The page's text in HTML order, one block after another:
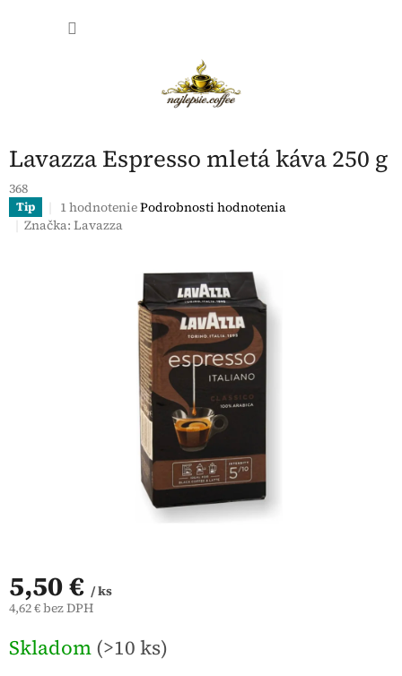
Lavazza Espresso mletá káva 250 g
368
Tip
Priemerné
hodnotenie
1 hodnoteniePodrobnosti hodnotenia
Značka:Lavazza
5,50 € / ks
4,62 € bez DPH
cena:
Skladom (>10 ks)